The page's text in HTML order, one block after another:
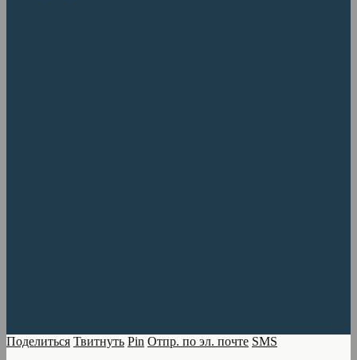
Поделиться Твитнуть Pin Отпр. по эл. почте SMS